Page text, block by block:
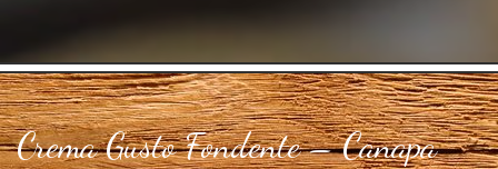
Crema Gusto Fondente – Canapa